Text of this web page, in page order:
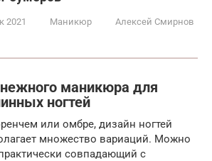
2021 Маникюр Алексей Смирнов
маникюра для
ногтей
или омбре, дизайн ногтей
множество вариаций. Можно
совпадающий с